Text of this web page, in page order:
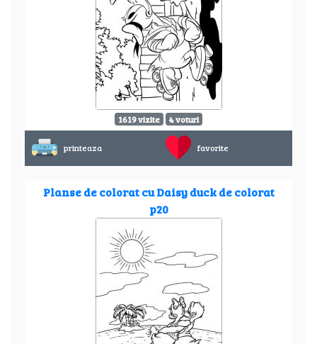
1619 vizite 4 voturi
printeaza favorite
Planse de colorat cu Daisy duck de colorat
p20